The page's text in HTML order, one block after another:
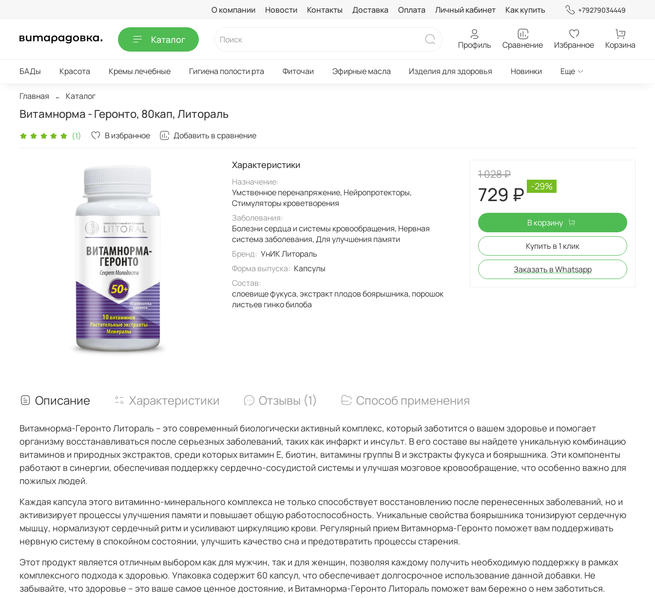
О компании Новости Контакты Доставка Оплата Личный кабинет Как купить +79279034449
Каталог Профиль Сравнение Избранное Корзина
БАДы Красота Кремы лечебные Гигиена полости рта Фиточаи Эфирные масла Изделия для здоровья Новинки Еще
Главная Каталог
Витамнорма - Геронто, 80кап, Литораль
(1) В избранное Добавить в сравнение
Характеристики
Назначение:
Умственное перенапряжение, Нейропротекторы,
Стимуляторы кроветворения
Заболевания:
Болезни сердца и системы кровообращения, Нервная
система заболевания, Для улучшения памяти
Бренд: УнИК Литораль
Форма выпуска: Капсулы
Состав:
слоевище фукуса, экстракт плодов боярышника, порошок
листьев гинко билоба
1 028 ₽
729 ₽ -29%
В корзину
Купить в 1 клик
Заказать в Whatsapp
Описание Характеристики Отзывы (1) Способ применения
Витамнорма-Геронто Литораль – это современный биологически активный комплекс, который заботится о вашем здоровье и помогает
организму восстанавливаться после серьезных заболеваний, таких как инфаркт и инсульт. В его составе вы найдете уникальную комбинацию
витаминов и природных экстрактов, среди которых витамин E, биотин, витамины группы B и экстракты фукуса и боярышника. Эти компоненты
работают в синергии, обеспечивая поддержку сердечно-сосудистой системы и улучшая мозговое кровообращение, что особенно важно для
пожилых людей.
Каждая капсула этого витаминно-минерального комплекса не только способствует восстановлению после перенесенных заболеваний, но и
активизирует процессы улучшения памяти и повышает общую работоспособность. Уникальные свойства боярышника тонизируют сердечную
мышцу, нормализуют сердечный ритм и усиливают циркуляцию крови. Регулярный прием Витамнорма-Геронто поможет вам поддерживать
нервную систему в спокойном состоянии, улучшить качество сна и предотвратить процессы старения.
Этот продукт является отличным выбором как для мужчин, так и для женщин, позволяя каждому получить необходимую поддержку в рамках
комплексного подхода к здоровью. Упаковка содержит 60 капсул, что обеспечивает долгосрочное использование данной добавки. Не
забывайте, что здоровье – это ваше самое ценное достояние, и Витамнорма-Геронто Литораль поможет вам бережно о нем заботиться.